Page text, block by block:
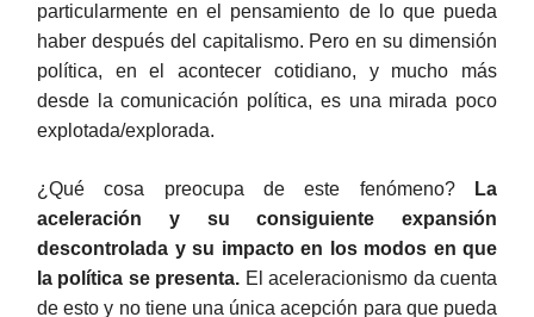
particularmente en el pensamiento de lo que pueda
haber después del capitalismo. Pero en su dimensión
política, en el acontecer cotidiano, y mucho más
desde la comunicación política, es una mirada poco
explotada/explorada.
¿Qué cosa preocupa de este fenómeno?
La
aceleración y su consiguiente expansión
descontrolada y su impacto en los modos en que
la política se presenta. El aceleracionismo da cuenta
de esto y no tiene una única acepción para que pueda